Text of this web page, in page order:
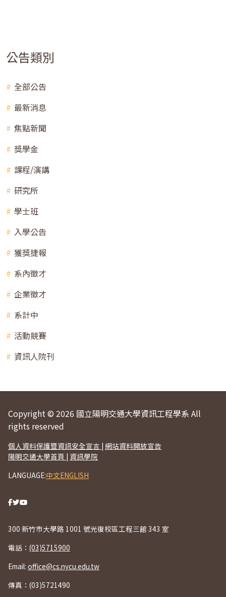
公告類別
全部公告
最新消息
焦點新聞
獎學金
課程/演講
研究所
學士班
入學公告
獲獎捷報
系內徵才
企業徵才
系計中
活動競賽
資訊人院刊
Copyright © 2026 國立陽明交通大學資訊工程學系 All
rights reserved
個人資料保護暨資訊安全宣言 | 網站資料開放宣告
陽明交通大學首頁 | 資訊學院
LANGUAGE:中文ENGLISH
300 新竹市大學路 1001 號光復校區工程三館 343 室
電話： (03)5715900
Email: office@cs.nycu.edu.tw
傳真：(03)5721490